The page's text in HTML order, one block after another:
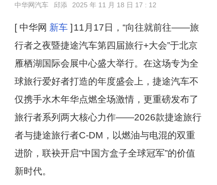
中华网汽车 邱添 2025 年 11 月 18 日 17 : 12
[ 中华网 新车] 11月17日，“向往就前往——旅
行者之夜暨捷途汽车第四届旅行+大会”于北京
雁栖湖国际会展中心盛大举行。在这场专为全
球旅行爱好者打造的年度盛会上，捷途汽车不
仅携手水木年华点燃全场激情，更重磅发布了
旅行者系列两大核心力作——2026款捷途旅行
者与捷途旅行者C-DM，以燃油与电混的双重
进阶，联袂开启“中国方盒子全球冠军”的价值
新时代。